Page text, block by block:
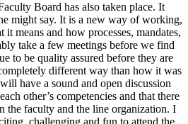
Board has also taken place. It
might say. It is a new way of working,
means and how processes, mandates,
take a few meetings before we find
to be quality assured before they are
different way than how it was
have a sound and open discussion
other’s competencies and that there
the faculty and the line organization. I